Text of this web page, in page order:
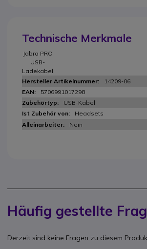
Technische Merkmale
Jabra PRO
USB-
Ladekabel
14209-06
5706991017298
USB-Kabel
Headsets
Nein
Häufig gestellte
Derzeit sind keine Fragen zu diesem